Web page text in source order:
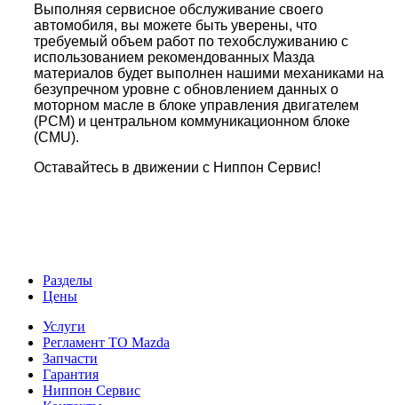
Выполняя сервисное обслуживание своего
автомобиля, вы можете быть уверены, что
требуемый объем работ по техобслуживанию с
использованием рекомендованных Мазда
материалов будет выполнен нашими механиками на
безупречном уровне с обновлением данных о
моторном масле в блоке управления двигателем
(PCM) и центральном коммуникационном блоке
(CMU).
Оставайтесь в движении с Ниппон Сервис!
Разделы
Цены
Услуги
Регламент ТО Mazda
Запчасти
Гарантия
Ниппон Сервис